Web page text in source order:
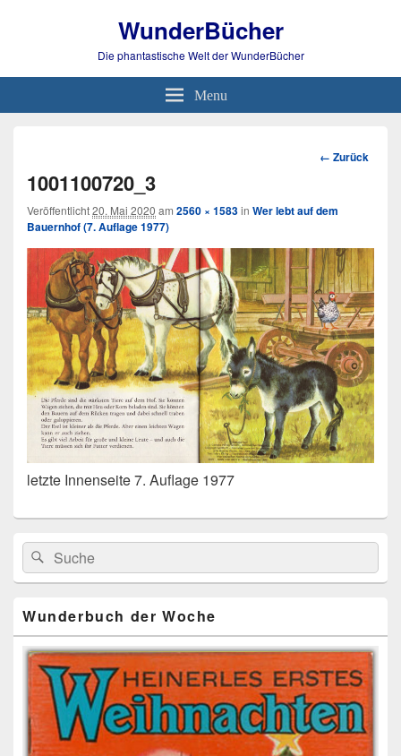
WunderBücher
Die phantastische Welt der WunderBücher
Menu
Bild-
← Zurück
1001100720_3
Veröffentlicht20. Mai 2020 am 2560 × 1583in Wer lebt auf dem
Bauernhof (7. Auflage 1977)
letzte Innenseite 7. Auflage 1977
Primärer
Seitenleisten
Widget-
Bereich
Search
for:
Suche
Wunderbuch der Woche